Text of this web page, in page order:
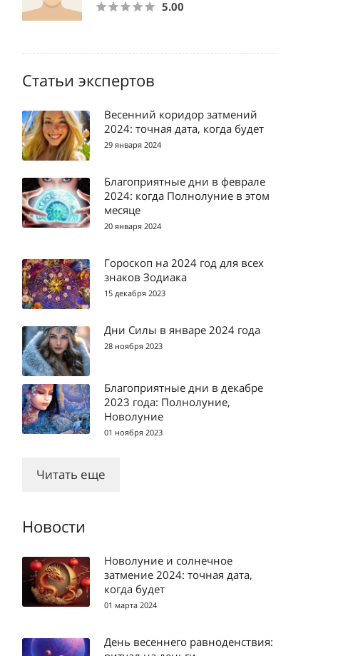
5.00
Статьи экспертов
Весенний коридор затмений
2024: точная дата, когда будет
29 января 2024
Благоприятные дни в феврале
2024: когда Полнолуние в этом
месяце
20 января 2024
Гороскоп на 2024 год для всех
знаков Зодиака
15 декабря 2023
Дни Силы в январе 2024 года
28 ноября 2023
Благоприятные дни в декабре
2023 года: Полнолуние,
Новолуние
01 ноября 2023
Читать еще
Новости
Новолуние и солнечное
затмение 2024: точная дата,
когда будет
01 марта 2024
День весеннего равноденствия: